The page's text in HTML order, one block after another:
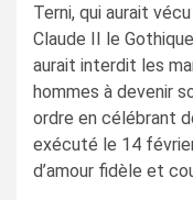
Terni, qui aurait
Claude II le
aurait interdit les
hommes à devenir
ordre en célébrant
exécuté le 14
d’amour fidèle et